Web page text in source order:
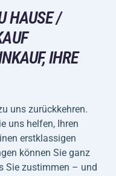
HAUSE /
IHRE
uns zurückkehren.
uns helfen, Ihren
erstklassigen
können Sie ganz
Sie zustimmen – und